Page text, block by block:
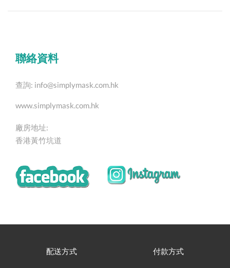
聯絡資料
查詢: info@simplymask.com.hk
www.simplymask.com.hk
廠房地址:
香港黃竹坑道
配送方式 付款方式